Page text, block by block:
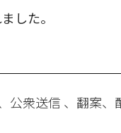
した。
衆送信 、翻案、